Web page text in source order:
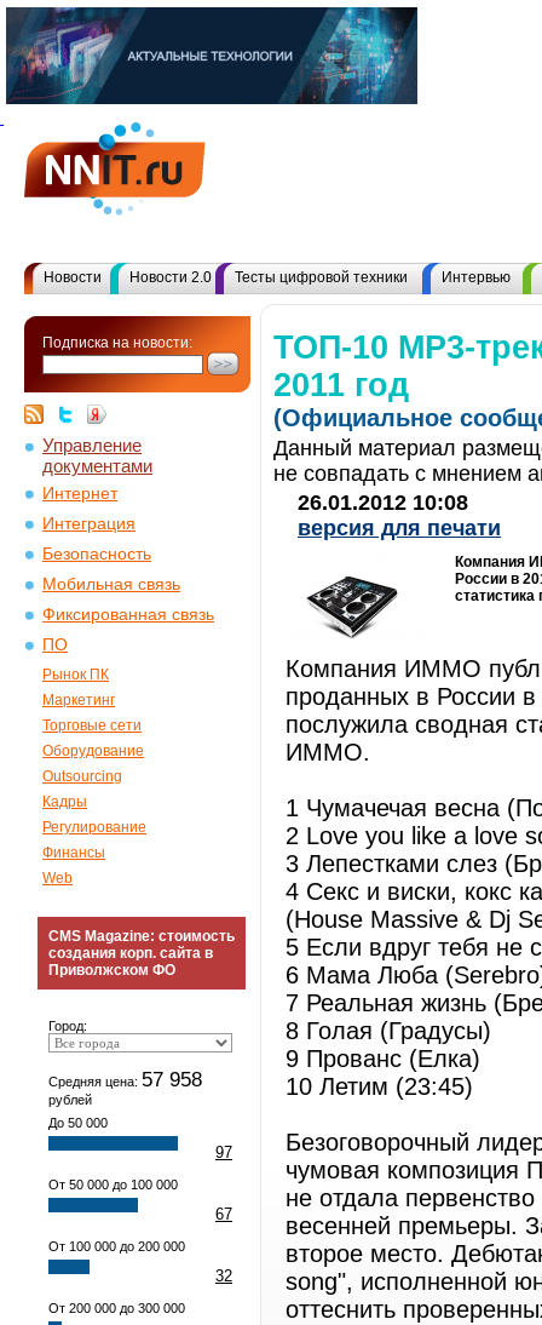
Новости Новости 2.0 Тесты цифровой техники Интервью
Подписка на новости:
Управление
документами
Интернет
Интеграция
Безопасность
Мобильная связь
Фиксированная связь
ПО
Рынок ПК
Маркетинг
Торговые сети
Оборудование
Outsourcing
Кадры
Регулирование
Финансы
Web
CMS Magazine: стоимость
создания корп. сайта в
Приволжском ФО
Город:
Средняя цена: 57 958
рублей
До 50 000
97
От 50 000 до 100 000
67
От 100 000 до 200 000
32
От 200 000 до 300 000
ТОП-10 MP3-
2011 год
(Официальное
Данный материал
не совпадать с мнением
26.01.2012 10:08
версия для печати
Компания
России в
Компания ИММО
проданных в России
послужила сводная
ИММО.
1 Чумачечая весна
2 Love you like a love
3 Лепестками слез
4 Секс и виски, кокс
(House Massive & Dj
5 Если вдруг тебя не
6 Мама Люба
7 Реальная жизнь
8 Голая (Градусы)
9 Прованс (Елка)
10 Летим (23:45)
Безоговорочный
чумовая композиция
не отдала
весенней премьеры.
второе место.
song", исполненной
оттеснить